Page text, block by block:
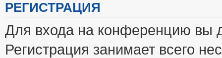
РЕГИСТРАЦИЯ
Для входа на конференцию вы
Регистрация занимает всего